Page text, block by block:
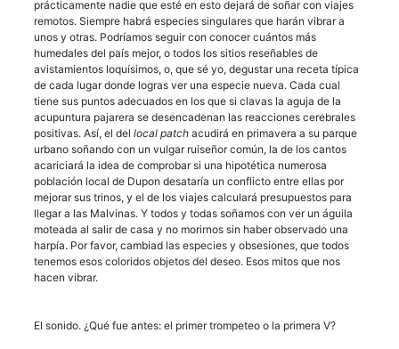
prácticamente nadie que esté en esto dejará de soñar con viajes
remotos. Siempre habrá especies singulares que harán vibrar a
unos y otras. Podríamos seguir con conocer cuántos más
humedales del país mejor, o todos los sitios reseñables de
avistamientos loquísimos, o, que sé yo, degustar una receta típica
de cada lugar donde logras ver una especie nueva. Cada cual
tiene sus puntos adecuados en los que si clavas la aguja de la
acupuntura pajarera se desencadenan las reacciones cerebrales
positivas. Así, el del local patch acudirá en primavera a su parque
urbano soñando con un vulgar ruiseñor común, la de los cantos
acariciará la idea de comprobar si una hipotética numerosa
población local de Dupon desataría un conflicto entre ellas por
mejorar sus trinos, y el de los viajes calculará presupuestos para
llegar a las Malvinas. Y todos y todas soñamos con ver un águila
moteada al salir de casa y no morirnos sin haber observado una
harpía. Por favor, cambiad las especies y obsesiones, que todos
tenemos esos coloridos objetos del deseo. Esos mitos que nos
hacen vibrar.
El sonido. ¿Qué fue antes: el primer trompeteo o la primera V?